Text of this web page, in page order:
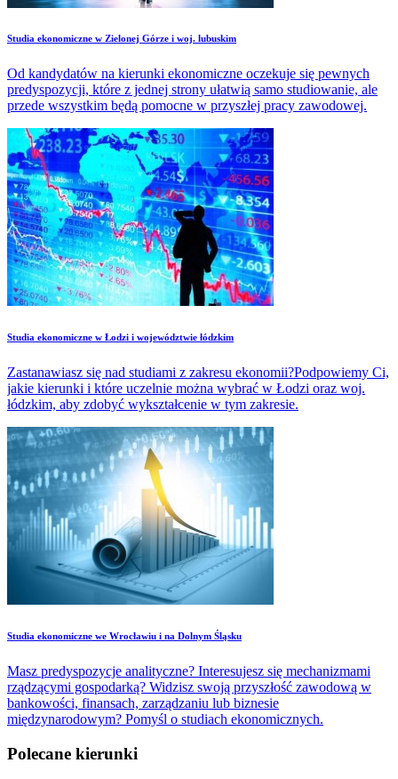
Studia ekonomiczne w Zielonej Górze i woj. lubuskim
Od kandydatów na kierunki ekonomiczne oczekuje się pewnych
predyspozycji, które z jednej strony ułatwią samo studiowanie, ale
przede wszystkim będą pomocne w przyszłej pracy zawodowej.
Studia ekonomiczne w Łodzi i województwie łódzkim
Zastanawiasz się nad studiami z zakresu ekonomii?Podpowiemy Ci,
jakie kierunki i które uczelnie można wybrać w Łodzi oraz woj.
łódzkim, aby zdobyć wykształcenie w tym zakresie.
Studia ekonomiczne we Wrocławiu i na Dolnym Śląsku
Masz predyspozycje analityczne? Interesujesz się mechanizmami
rządzącymi gospodarką? Widzisz swoją przyszłość zawodową w
bankowości, finansach, zarządzaniu lub biznesie
międzynarodowym? Pomyśl o studiach ekonomicznych.
Polecane kierunki